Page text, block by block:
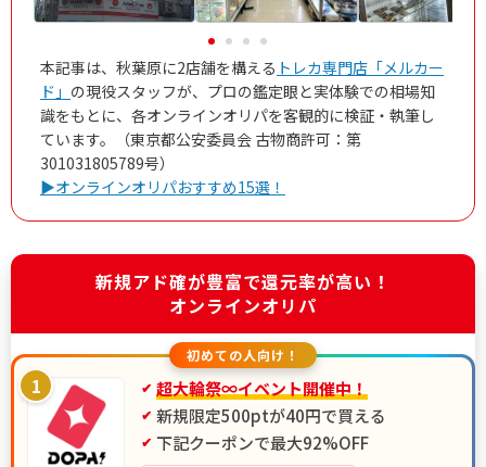
本記事は、秋葉原に2店舗を構える トレカ専門店「メルカー
ド」 の現役スタッフが、プロの鑑定眼と実体験での相場知
識をもとに、各オンラインオリパを客観的に検証・執筆し
ています。（東京都公安委員会 古物商許可：第
301031805789号）
▶オンラインオリパおすすめ15選！
新規アド確が豊富で還元率が高い！
オンラインオリパ
初めての人向け！
1
超大輪祭∞イベント開催中！
新規限定500ptが40円で買える
下記クーポンで最大92%OFF